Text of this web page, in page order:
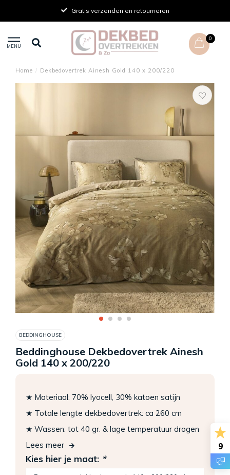
Gratis verzenden en retourneren
MENU
0
Home / Dekbedovertrek Ainesh Gold 140 x 200/220
BEDDINGHOUSE
Beddinghouse Dekbedovertrek Ainesh
Gold 140 x 200/220
★ Materiaal: 70% lyocell, 30% katoen satijn
★ Totale lengte dekbedovertrek: ca 260 cm
★ Wassen: tot 40 gr. & lage temperatuur drogen
Lees meer
Kies hier je maat: *
9